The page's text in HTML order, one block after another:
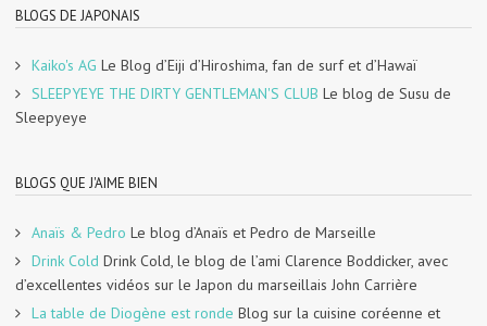
BLOGS DE JAPONAIS
Kaiko's AG Le Blog d’Eiji d’Hiroshima, fan de surf et d’Hawaï
SLEEPYEYE THE DIRTY GENTLEMAN'S CLUB Le blog de Susu de
Sleepyeye
BLOGS QUE J'AIME BIEN
Anaïs & Pedro Le blog d’Anaïs et Pedro de Marseille
Drink Cold Drink Cold, le blog de l’ami Clarence Boddicker, avec
d’excellentes vidéos sur le Japon du marseillais John Carrière
La table de Diogène est ronde Blog sur la cuisine coréenne et